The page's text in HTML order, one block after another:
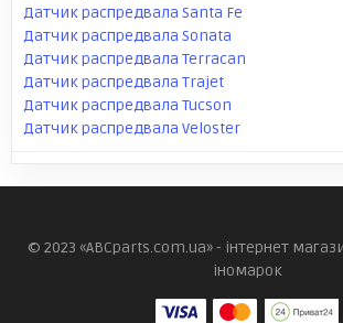
Датчик распредвала Santa Fe
Датчик распредвала Sonata
Датчик распредвала Terracan
Датчик распредвала Trajet
Датчик распредвала Tucson
Датчик распредвала Veloster
© 2023 «ABCparts.com.ua» - інтернет
іномарок